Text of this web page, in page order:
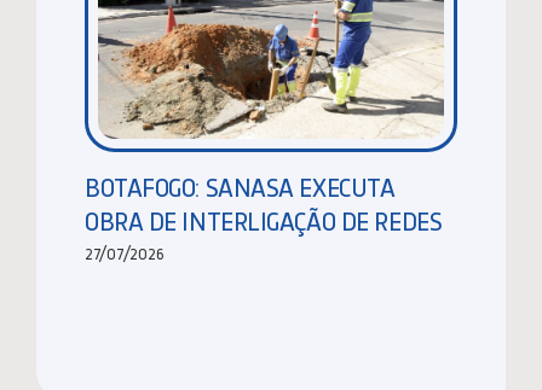
BOTAFOGO: SANASA EXECUTA
OBRA DE INTERLIGAÇÃO DE REDES
27/07/2026